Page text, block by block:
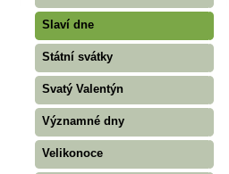
Slaví dne
Státní svátky
Svatý Valentýn
Významné dny
Velikonoce